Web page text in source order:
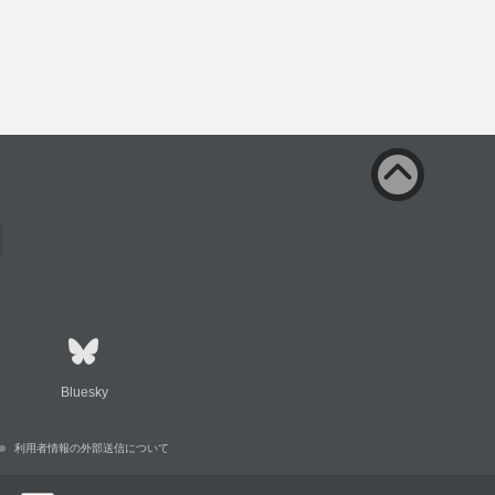
Bluesky
利用者情報の外部送信について